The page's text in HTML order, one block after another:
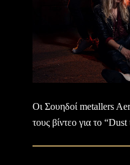
Οι Σουηδοί metallers
τους βίντεο για το